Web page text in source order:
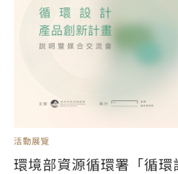
活動展覽
環境部資源循環署「循